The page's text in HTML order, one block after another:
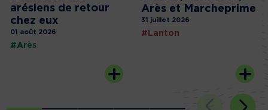
arésiens de retour
chez eux
01 août 2026
#Arès
Arès et Marcheprime
31 juillet 2026
#Lanton